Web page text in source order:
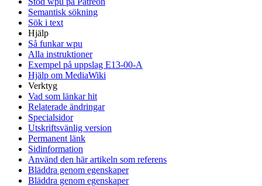
Semantisk sökning
Sök i text
Hjälp
Så funkar wpu
Alla instruktioner
Exempel på uppslag E13-00-A
Hjälp om MediaWiki
Verktyg
Vad som länkar hit
Relaterade ändringar
Specialsidor
Utskriftsvänlig version
Permanent länk
Sidinformation
Använd den här artikeln som referens
Bläddra genom egenskaper
Bläddra genom egenskaper